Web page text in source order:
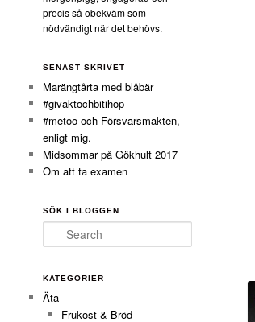
precis så obekväm som
nödvändigt när det behövs.
SENAST SKRIVET
Marängtårta med blåbär
#givaktochbitihop
#metoo och Försvarsmakten,
enligt mig.
Midsommar på Gökhult 2017
Om att ta examen
SÖK I BLOGGEN
Search
KATEGORIER
Äta
Frukost & Bröd